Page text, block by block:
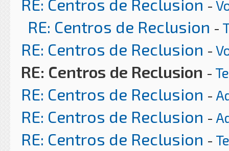
RE: Centros de Reclusion -
RE: Centros de Reclusion -
RE: Centros de Reclusion -
RE: Centros de Reclusion -
RE: Centros de Reclusion -
RE: Centros de Reclusion -
RE: Centros de Reclusion -